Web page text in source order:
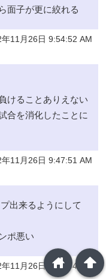
面子が更に絞れる
年11月26日 9:54:52 AM
けることありえない
合を消化したことに
11月26日 9:47:51 AM
出来るようにして
ポ悪い
年11月26日 9:39:44 AM
arrowup
home